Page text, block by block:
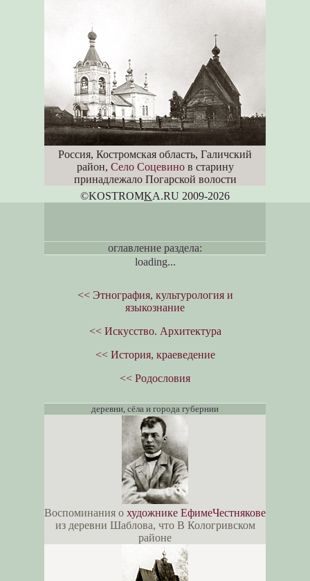
Россия, Костромская область, Галичский
район, Село Соцевинов старину
принадлежало Погарской волости
©KOSTROMKA.RU 2009-2026
оглавление раздела:
loading...
<< Этнография, культурология и
языкознание
<< Искусство. Архитектура
<< История, краеведение
<< Родословия
деревни, сёла и города губернии
Воспоминания о художнике ЕфимеЧестнякове
из деревни Шаблова, что В Кологривском
районе